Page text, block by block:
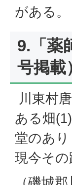
がある。
9.「薬
号掲載
川東村
ある畑
堂のあ
現今そ